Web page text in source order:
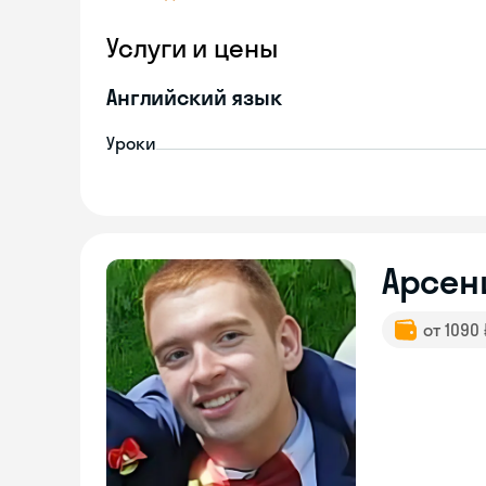
Услуги и цены
Английский язык
Уроки
от